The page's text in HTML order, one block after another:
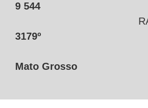
9 544
3179º
Mato Grosso